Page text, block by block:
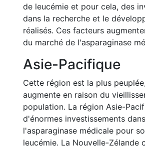
de leucémie et pour cela, des
dans la recherche et le
réalisés. Ces facteurs
du marché de l'asparaginase
Asie-Pacifique
Cette région est la plus
augmente en raison du
population. La région Asie-
d'énormes investissements
l'asparaginase médicale pour
leucémie. La Nouvelle-Zélande